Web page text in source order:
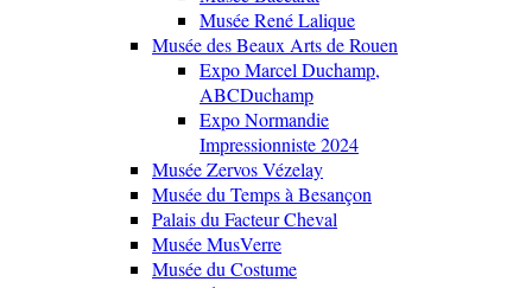
Musée René Lalique
Musée des Beaux Arts de Rouen
Expo Marcel Duchamp,
ABCDuchamp
Expo Normandie
Impressionniste 2024
Musée Zervos Vézelay
Musée du Temps à Besançon
Palais du Facteur Cheval
Musée MusVerre
Musée du Costume